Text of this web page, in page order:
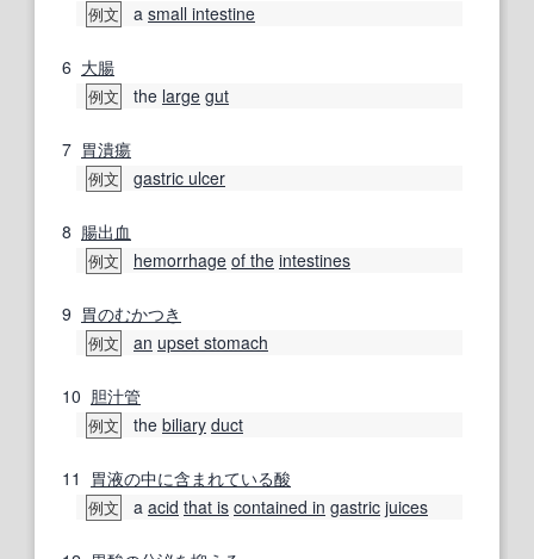
例文 a small intestine
6 大腸
例文 the large gut
7 胃潰瘍
例文 gastric ulcer
8 腸出血
例文 hemorrhage of the intestines
9 胃のむかつき
例文 an upset stomach
10 胆汁管
例文 the biliary duct
11 胃液の中に含まれている酸
例文 a acid that is contained in gastric juices